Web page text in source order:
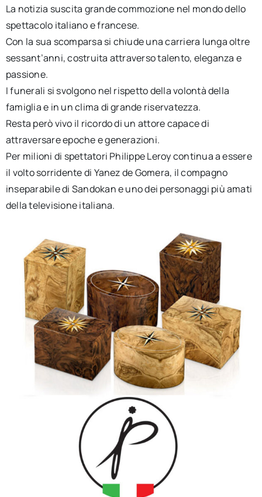
La notizia suscita grande commozione nel mondo dello
spettacolo italiano e francese.
Con la sua scomparsa si chiude una carriera lunga oltre
sessant’anni, costruita attraverso talento, eleganza e
passione.
I funerali si svolgono nel rispetto della volontà della
famiglia e in un clima di grande riservatezza.
Resta però vivo il ricordo di un attore capace di
attraversare epoche e generazioni.
Per milioni di spettatori Philippe Leroy continua a essere
il volto sorridente di Yanez de Gomera, il compagno
inseparabile di Sandokan e uno dei personaggi più amati
della televisione italiana.